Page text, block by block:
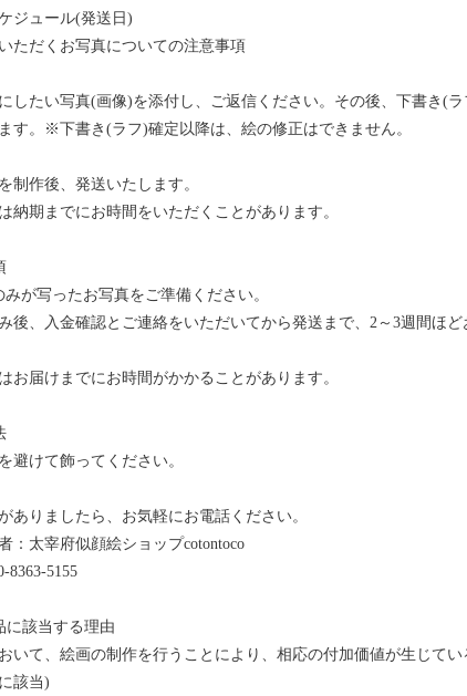
ジュール(発送日)
ただくお写真についての注意事項
したい写真(画像)を添付し、ご返信ください。その後、下書き(
す。※下書き(ラフ)確定以降は、絵の修正はできません。
制作後、発送いたします。
納期までにお時間をいただくことがあります。
が写ったお写真をご準備ください。
後、入金確認とご連絡をいただいてから発送まで、2～3週間ほ
お届けまでにお時間がかかることがあります。
避けて飾ってください。
ありましたら、お気軽にお電話ください。
：太宰府似顔絵ショップcotontoco
8363-5155
に該当する理由
いて、絵画の制作を行うことにより、相応の付加価値が生じて
該当)